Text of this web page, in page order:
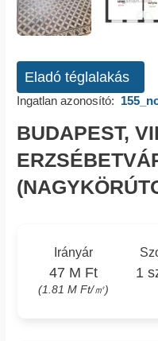
Eladó téglalakás
Ingatlan azonosító:
BUDAPEST,
Irányár
47 M Ft
(1.81 M Ft/㎡)
1